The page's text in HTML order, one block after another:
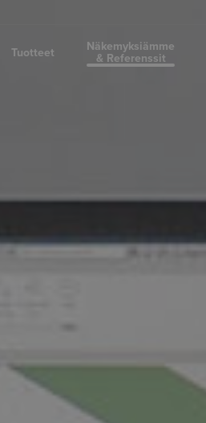
Tuotteet
Näkemyksiämme
& Referenssit